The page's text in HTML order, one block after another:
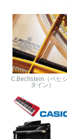
C.Bechstein（ベヒ
タイン）